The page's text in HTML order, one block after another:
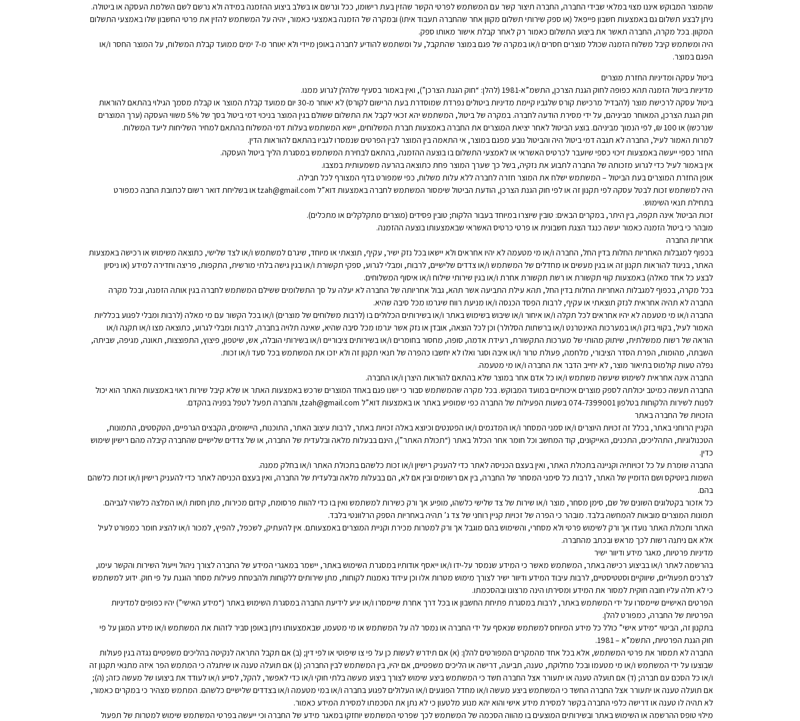
שהמוצר המבוקש איננו מצוי במלאי שבידי החברה, החברה תיצור קשר עם המשתמש לפרטי הקשר שהזין בעת רישומו, ככל ונרשם או בשלב ביצוע ההזמנה במידה ולא נרשם לשם השלמת העסקה או ביטולה.
ניתן לבצע תשלום גם באמצעות חשבון פייפאל (או ספק שירותי תשלום מקוון אחר שהחברה תעבוד איתו) ובמקרה של הזמנה באמצעי כאמור, יהיה על המשתמש להזין את פרטי החשבון שלו באמצעי התשלום
המקוון. בכל מקרה, החברה תאשר את ביצוע התשלום כאמור רק לאחר קבלת אישור מאותו ספק.
היה ומשתמש קיבל משלוח הזמנה שכולל מוצרים חסרים ו/או במקרה של פגם במוצר שהתקבל, על ומשתמש להודיע לחברה באופן מיידי ולא יאוחר מ-7 ימים ממועד קבלת המשלוח, על המוצר החסר ו/או
הפגם במוצר.
ביטול עסקה ומדיניות החזרת מוצרים
מדיניות ביטול הזמנה תהא כפופה לחוק הגנת הצרכן, התשמ”א-1981 (להלן: “חוק הגנת הצרכן”), ואין באמור בסעיף שלהלן לגרוע ממנו.
ביטול עסקה לרכישת מוצר (להבדיל מרכישת קורס שלגביו קיימת מדיניות ביטולים נפרדת שמוסדרת בעת הרישום לקורס) לא יאוחר מ-30 יום ממועד קבלת המוצר או קבלת מסמך הגילוי בהתאם להוראות
חוק הגנת הצרכן, המאוחר מביניהם, על ידי מסירת הודעה לחברה. במקרה של ביטול, המשתמש יהא זכאי לקבל את התשלום ששולם בגין המוצר בניכוי דמי ביטול בסך של 5% משווי העסקה (ערך המוצרים
שנרכשו) או 100 ₪, לפי הנמוך מביניהם. בוצע הביטול לאחר יציאת המוצרים את החברה באמצעות חברת המשלוחים, יישא המשתמש בעלות דמי המשלוח בהתאם למחיר השליחות ליעד המשלוח.
למרות האמור לעיל, החברה לא תגבה דמי ביטול היה והביטול נובע מפגם במוצר, אי התאמה בין המוצר לבין הפרטים שנמסרו לגביו בהתאם להוראות הדין.
החזר כספי ייעשה באמצעות זיכוי כספי שיועבר לכרטיס האשראי או לאמצעי התשלום בו בוצעה ההזמנה, בהתאם לבחירת המשתמש במסגרת הליך ביטול העסקה.
אין באמור לעיל כדי לגרוע מזכותה של החברה לתבוע את נזקיה, בשל כך שערך המוצר פחת כתוצאה בהרעה משמעותית במצבו.
אופן החזרת המוצרים בעת הביטול – המשתמש ישלח את המוצר חזרה לחברה ללא עלות משלוח, כפי שמפורט בדף המצורף לכל חבילה.
היה למשתמש זכות לבטל עסקה לפי תקנון זה או לפי חוק הגנת הצרכן, הודעת הביטול שימסור המשתמש לחברה באמצעות דוא”ל tzah@gmail.comאו בשליחת דואר רשום לכתובת החבה כמפורט
בתחילת תנאי השימוש.
זכות הביטול אינה תקפה, בין היתר, במקרים הבאים: טובין שיוצרו במיוחד בעבור הלקוח; טובין פסידים (מוצרים מתקלקלים או מתכלים).
מובהר כי ביטול הזמנה כאמור יעשה כנגד הצגת חשבונית או פרטי כרטיס האשראי שבאמצעותו בוצעה ההזמנה.
אחריות החברה
בכפוף למגבלות האחריות החלות בדין החל, החברה ו/או מי מטעמה לא יהיו אחראים ולא יישאו בכל נזק ישיר, עקיף, תוצאתי או מיוחד, שיגרם למשתמש ו/או לצד שלישי, כתוצאה משימוש או רכישה באמצעות
האתר, בניגוד להוראות תקנון זה או בגין מעשים או מחדלים של המשתמש ו/או צדדים שלישיים, לרבות, ומבלי לגרוע, ספקי תקשורת ו/או בגין גישה בלתי מורשית, התקפות, פריצה וחדירה למידע (או ניסיון
לבצע כל אחד מאלה) באמצעות קווי תקשורת או רשת תקשורת אחרת ו/או בגין שירותי שילוח ו/או איסוף המשלוחים.
בכל מקרה, בכפוף למגבלות האחריות החלות בדין החל, תהא עילת התביעה אשר תהא, גבול אחריותה של החברה לא יעלה על סך התשלומים ששילם המשתמש לחברה בגין אותה הזמנה, ובכל מקרה
החברה לא תהיה אחראית לנזק תוצאתי או עקיף, לרבות הפסד הכנסה ו/או מניעת רווח שיגרמו מכל סיבה שהיא.
החברה ו/או מי מטעמה לא יהיו אחראים לכל תקלה ו/או איחור ו/או שיבוש בשימוש באתר ו/או בשירותים הכלולים בו (לרבות משלוחים של מוצרים) ו/או בכל הקשור עם מי מאלה (לרבות ומבלי לפגוע בכלליות
האמור לעיל, בקווי בזק ו/או במערכות האינטרנט ו/או ברשתות הסלולר) וכן לכל הוצאה, אובדן או נזק אשר יגרמו מכל סיבה שהיא, שאינה תלויה בחברה, לרבות ומבלי לגרוע, כתוצאה מצו ו/או תקנה ו/או
הוראה של רשות ממשלתית, שיתוק מהותי של מערכות התקשורת, רעידת אדמה, סופה, מחסור בחומרים ו/או בשירותים ציבוריים ו/או בשירותי הובלה, אש, שיטפון, פיצוץ, התפוצצות, תאונה, מגיפה, שביתה,
השבתה, מהומות, הפרת הסדר הציבורי, מלחמה, פעולת טרור ו/או איבה וסגר ואלו לא יחשבו כהפרה של תנאי תקנון זה ולא יזכו את המשתמש בכל סעד ו/או זכות.
נפלה טעות קולמוס בתיאור מוצר, לא יחייב הדבר את החברה ו/או מי מטעמה.
החברה אינה אחראית לשימוש שיעשה משתמש ו/או כל אדם אחר במוצר שלא בהתאם להוראות היצרן ו/או החברה.
החברה תעשה כמיטב יכולתה לספק מוצרים איכותיים במועד המבוקש. בכל מקרה שהמשתמש סבור כי ישנו פגם באחד המוצרים שרכש באמצעות האתר או שלא קיבל שירות ראוי באמצעות האתר הוא יכול
לפנות לשירות הלקוחות בטלפון 074-7399001 בשעות הפעילות של החברה כפי שמופיע באתר או באמצעות דוא”ל
tzah@gmail.com, והחברה תפעל לטפל בפניה בהקדם.
הזכויות של החברה באתר
הקניין הרוחני באתר, בכלל זה זכויות היוצרים ו/או סמני המסחר ו/או המדגמים ו/או הפטנטים וכיוצא באלה זכויות באתר, לרבות עיצוב האתר, התוכנות, היישומים, הקבצים הגרפיים, הטקסטים, התמונות,
הטכנולוגיות, התהליכים, התכנים, האייקונים, קוד המחשב וכל חומר אחר הכלול באתר (“תכולת האתר”), הינם בבעלות מלאה ובלעדית של החברה, או של צדדים שלישיים שהחברה קיבלה מהם רישיון שימוש
כדין.
החברה שומרת על כל זכויותיה וקניינה בתכולת האתר, ואין בעצם הכניסה לאתר כדי להעניק רישיון ו/או זכות כלשהם בתכולת האתר ו/או בחלק ממנה.
השמות ביוטיקס ושם הדומיין של האתר, לרבות כל סימני המסחר של החברה, בין אם רשומים ובין אם לא, הם בבעלות מלאה ובלעדית של החברה, ואין בעצם הכניסה לאתר כדי להעניק רישיון ו/או זכות כלשהם
בהם.
כל אזכור בקטלוגים השונים של שם, סימן מסחר, מוצר ו/או שירות של צד שלישי כלשהו, מופיע אך ורק כשירות למשתמש ואין בו כדי להוות פרסומת, קידום מכירות, מתן חסות ו/או המלצה כלשהי לגביהם.
תמונות המוצרים מובאות להמחשה בלבד. מובהר כי הפרה של זכויות קניין רוחני של צד ג’ תהיה באחריות הספק הרלוונטי בלבד.
האתר ותכולת האתר נועדו אך ורק לשימוש פרטי ולא מסחרי, והשימוש בהם מוגבל אך ורק למטרות מכירת וקניית המוצרים באמצעותם. אין להעתיק, לשכפל, להפיץ, למכור ו/או להציג חומר כמפורט לעיל
אלא אם ניתנה רשות לכך מראש ובכתב מהחברה.
מדיניות פרטיות, מאגר מידע ודיוור ישיר
בהרשמה לאתר ו/או בביצוע רכישה באתר, המשתמש מאשר כי המידע שנמסר על-ידו ו/או ייאסף אודותיו במסגרת השימוש באתר, יישמר במאגרי המידע של החברה לצורך ניהול וייעול השירות והקשר עימו,
לצרכים תפעוליים, שיווקיים וסטטיסטיים, לרבות עיבוד המידע ודיוור ישיר לצורך מימוש מטרות אלו וכן עידוד נאמנות לקוחות, מתן שירותים ללקוחות ולהבטחת פעילות מסחר הוגנת על פי חוק. ידוע למשתמש
כי לא חלה עליו חובה חוקית למסור את המידע ומסירתו הינה מרצונו ובהסכמתו.
הפרטים האישיים שיימסרו על ידי המשתמש באתר, לרבות במסגרת פתיחת החשבון או בכל דרך אחרת שיימסרו ו/או יגיע לידיעת החברה במסגרת השימוש באתר (“מידע האישי”) יהיו כפופים למדיניות
הפרטיות של החברה, כמפורט להלן.
בתקנון זה, הביטוי “מידע אישי” כולל כל מידע המיוחס למשתמש שנאסף על ידי החברה או נמסר לה על המשתמש או מי מטעמו, שבאמצעותו ניתן באופן סביר לזהות את המשתמש ו/או מידע המוגן על פי
חוק הגנת הפרטיות, התשמ”א – 1981.
החברה לא תמסור את פרטי המשתמש, אלא בכל אחד מהמקרים המפורטים להלן: (א) אם תידרש לעשות כן על פי צו שיפוטי או לפי דין; (ב) אם תקבל התראה לנקיטה בהליכים משפטיים נגדה בגין פעולות
שבוצעו על ידי המשתמש ו/או מי מטעמו ובכל מחלוקת, טענה, תביעה, דרישה או הליכים משפטיים, אם יהיו, בין המשתמש לבין החברה; (ג) אם תועלה טענה או שיתגלה כי המתמש הפר איזה מתנאי תקנון זה
ו/או כל הסכם עם חברה; (ד) אם תועלה טענה או יתעורר אצל החברה חשד כי המשתמש ביצע שימוש לצורך ביצוע מעשה בלתי חוקי ו/או כדי לאפשר, להקל, לסייע ו/או לעודד את ביצועו של מעשה כזה; (ה);
אם תועלה טענה או יתעורר אצל החברה החשד כי המשתמש ביצע מעשה ו/או מחדל הפוגעים ו/או העלולים לפגוע בחברה ו/או במי מטעמה ו/או בצדדים שלישיים כלשהם. המתמש מצהיר כי במקרים כאמור,
לא תהיה לו טענה או דרישה כלפי החברה בקשר למסירת מידע אישי והוא יהא מנוע מלטעון כי לא נתן את הסכמתו למסירת המידע כאמור.
מילוי טופס ההרשמה או השימוש באתר ובשירותים המוצעים בו מהווה הסכמה של המשתמש לכך שפרטי המשתמש יוחזקו במאגר מידע של החברה וכי ייעשה בפרטי המשתמש שימוש למטרות של תפעול